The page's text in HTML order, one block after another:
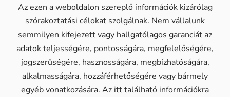
Az ezen a weboldalon szereplő információk kizárólag
szórakoztatási célokat szolgálnak. Nem vállalunk
semmilyen kifejezett vagy hallgatólagos garanciát az
adatok teljességére, pontosságára, megfelelőségére,
jogszerűségére, hasznosságára, megbízhatóságára,
alkalmasságára, hozzáférhetőségére vagy bármely
egyéb vonatkozására. Az itt található információkra